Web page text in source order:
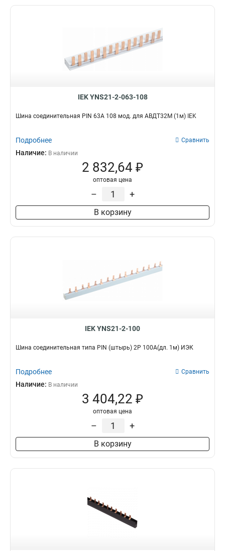
IEK YNS21-2-063-108
Шина соединительная PIN 63A 108 мод. для АВДТ32М (1м) IEK
Подробнее Сравнить
Наличие: В наличии
2 832,64 ₽
оптовая цена
– +
В корзину
IEK YNS21-2-100
Шина соединительная типа PIN (штырь) 2Р 100А(дл. 1м) ИЭК
Подробнее Сравнить
Наличие: В наличии
3 404,22 ₽
оптовая цена
– +
В корзину